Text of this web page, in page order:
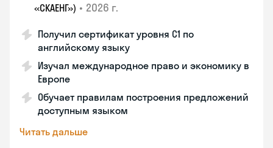
«СКАЕНГ») • 2026 г.
Получил сертификат уровня С1 по
английскому языку
Изучал международное право и экономику в
Европе
Обучает правилам построения предложений
доступным языком
Читать дальше